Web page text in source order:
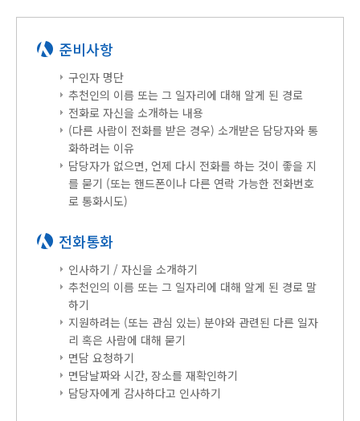
준비사항
구인자 명단
추천인의 이름 또는 그 일자리에 대해 알게 된 경로
전화로 자신을 소개하는 내용
(다른 사람이 전화를 받은 경우) 소개받은 담당자와 통
화하려는 이유
담당자가 없으면, 언제 다시 전화를 하는 것이 좋을 지
를 묻기 (또는 핸드폰이나 다른 연락 가능한 전화번호
로 통화시도)
전화통화
인사하기 / 자신을 소개하기
추천인의 이름 또는 그 일자리에 대해 알게 된 경로 말
하기
지원하려는 (또는 관심 있는) 분야와 관련된 다른 일자
리 혹은 사람에 대해 묻기
면담 요청하기
면담날짜와 시간, 장소를 재확인하기
담당자에게 감사하다고 인사하기